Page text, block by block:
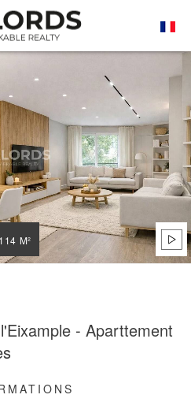
NOS BIENS DE PRESTIGE À LA VENTE
BARCELONA
APPARTEMENT BARCELONA 114 M²
M²
- Aparttement